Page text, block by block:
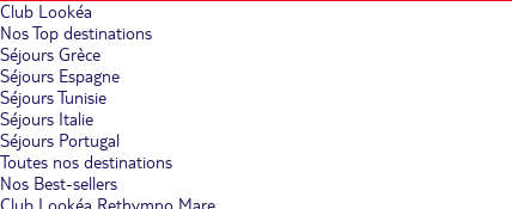
Club Lookéa
Nos Top destinations
Séjours Grèce
Séjours Espagne
Séjours Tunisie
Séjours Italie
Séjours Portugal
Toutes nos destinations
Nos Best-sellers